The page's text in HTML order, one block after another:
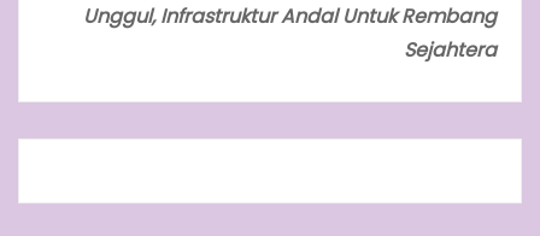
Unggul, Infrastruktur Andal Untuk Rembang
Sejahtera